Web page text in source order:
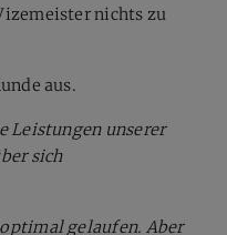
nichts zu
aus.
Leistungen unserer
sich
gelaufen. Aber